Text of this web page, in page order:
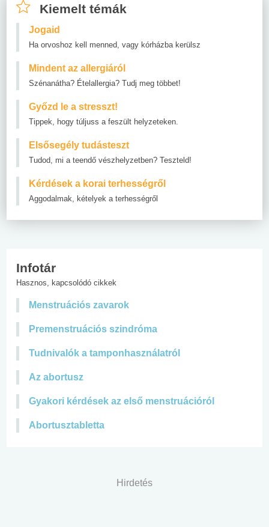
Kiemelt témák
Jogaid
Ha orvoshoz kell menned, vagy kórházba kerülsz
Mindent az allergiáról
Szénanátha? Ételallergia? Tudj meg többet!
Győzd le a stresszt!
Tippek, hogy túljuss a feszült helyzeteken.
Elsősegély tudásteszt
Tudod, mi a teendő vészhelyzetben? Teszteld!
Kérdések a korai terhességről
Aggodalmak, kételyek a terhességről
Infotár
Hasznos, kapcsolódó cikkek
Menstruációs zavarok
Premenstruációs szindróma
Tudnivalók a tamponhasználatról
Az abortusz
Gyakori kérdések az első menstruációról
Abortusztabletta
Hirdetés